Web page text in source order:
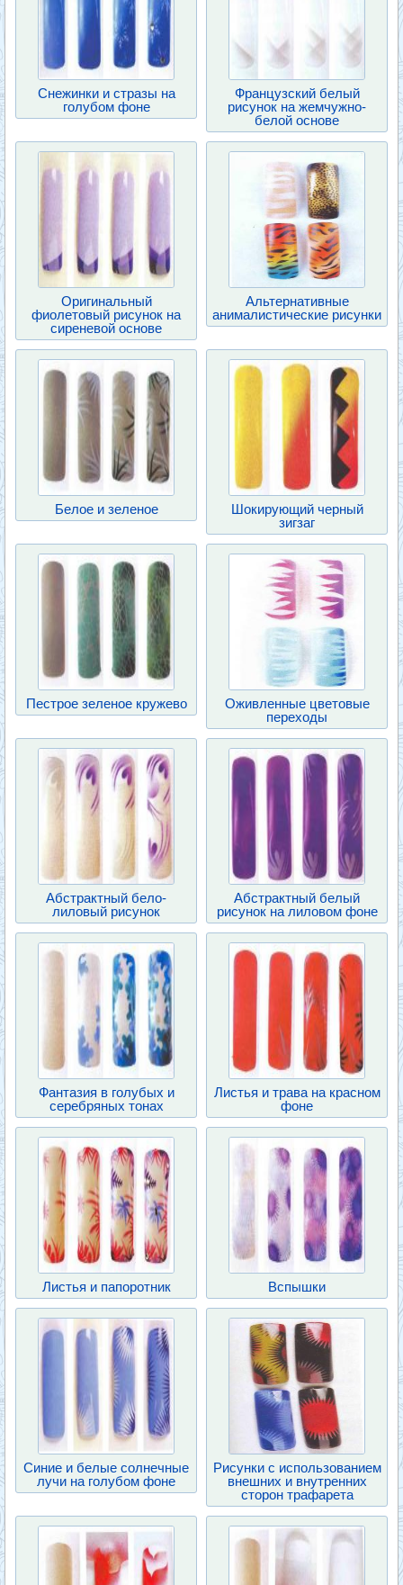
Снежинки и стразы на
голубом фоне
Французский белый
рисунок на жемчужно-
белой основе
Оригинальный
фиолетовый рисунок на
сиреневой основе
Альтернативные
анималистические рисунки
Белое и зеленое
Шокирующий черный
зигзаг
Пестрое зеленое кружево
Оживленные цветовые
переходы
Абстрактный бело-
лиловый рисунок
Абстрактный белый
рисунок на лиловом фоне
Фантазия в голубых и
серебряных тонах
Листья и трава на красном
фоне
Листья и папоротник Вспышки
Синие и белые солнечные
лучи на голубом фоне
Рисунки с использованием
внешних и внутренних
сторон трафарета